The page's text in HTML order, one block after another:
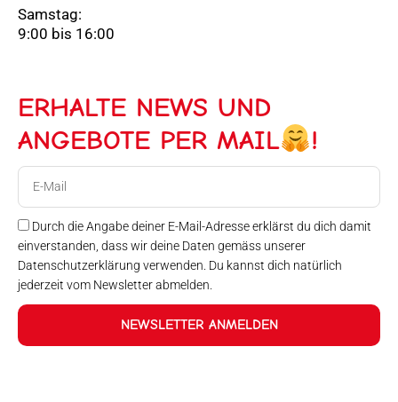
Samstag:
9:00 bis 16:00
ERHALTE NEWS UND
ANGEBOTE PER MAIL
!
Durch die Angabe deiner E-Mail-Adresse erklärst du dich damit
einverstanden, dass wir deine Daten gemäss unserer
Datenschutzerklärung verwenden. Du kannst dich natürlich
jederzeit vom Newsletter abmelden.
NEWSLETTER ANMELDEN